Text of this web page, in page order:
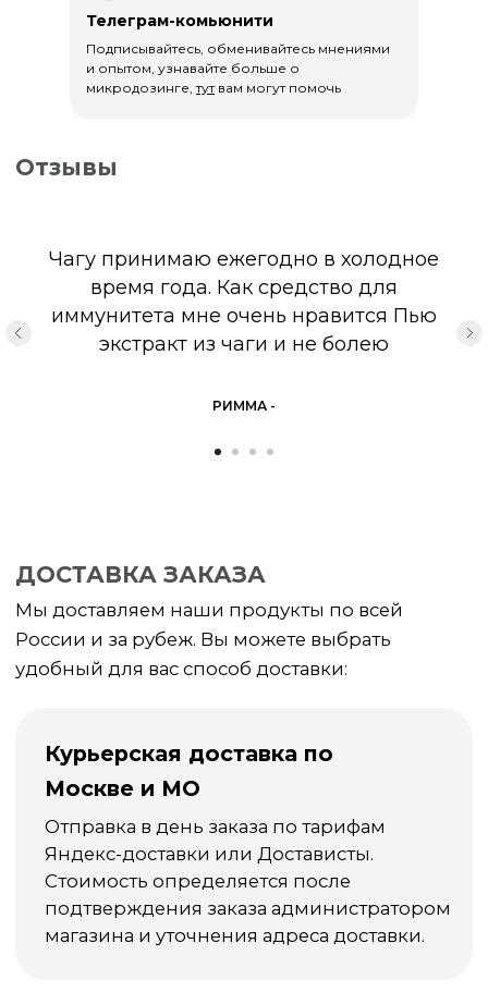
Телеграм-комьюнити
Подписывайтесь, обменивайтесь мнениями
и опытом, узнавайте больше о
микродозинге,тутвам могут помочь
Чагу принимаю ежегодно в холодное
время года. Как средство для
иммунитета мне очень нравится Пью
экстракт из чаги и не болею
РИММА -
Сертификат Халяль на продукцию
Декларация соответствия грибов
Каталог
поэтому вся наша продукция
сертифицирована.